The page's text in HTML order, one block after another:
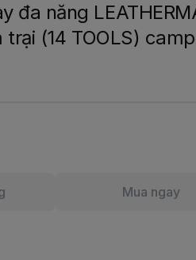
đa năng
trại (14 TOOLS)
Mua ngay